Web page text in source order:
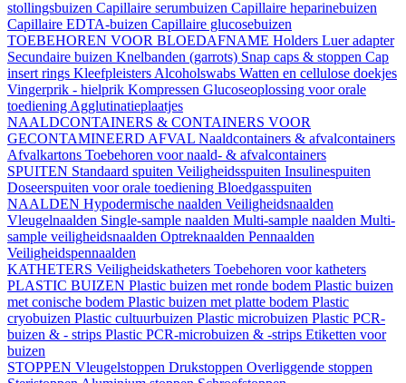
stollingsbuizen Capillaire serumbuizen Capillaire heparinebuizen
Capillaire EDTA-buizen Capillaire glucosebuizen
TOEBEHOREN VOOR BLOEDAFNAME Holders Luer adapter
Secundaire buizen Knelbanden (garrots) Snap caps & stoppen Cap
insert rings Kleefpleisters Alcoholswabs Watten en cellulose doekjes
Vingerprik - hielprik Kompressen Glucoseoplossing voor orale
toediening Agglutinatieplaatjes
NAALDCONTAINERS & CONTAINERS VOOR
GECONTAMINEERD AFVAL Naaldcontainers & afvalcontainers
Afvalkartons Toebehoren voor naald- & afvalcontainers
SPUITEN Standaard spuiten Veiligheidsspuiten Insulinespuiten
Doseerspuiten voor orale toediening Bloedgasspuiten
NAALDEN Hypodermische naalden Veiligheidsnaalden
Vleugelnaalden Single-sample naalden Multi-sample naalden Multi-
sample veiligheidsnaalden Optreknaalden Pennaalden
Veiligheidspennaalden
KATHETERS Veiligheidskatheters Toebehoren voor katheters
PLASTIC BUIZEN Plastic buizen met ronde bodem Plastic buizen
met conische bodem Plastic buizen met platte bodem Plastic
cryobuizen Plastic cultuurbuizen Plastic microbuizen Plastic PCR-
buizen & - strips Plastic PCR-microbuizen & -strips Etiketten voor
buizen
STOPPEN Vleugelstoppen Drukstoppen Overliggende stoppen